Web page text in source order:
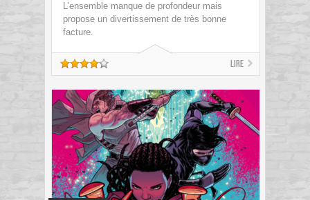
L’ensemble manque de profondeur mais
propose un divertissement de très bonne
facture.
Lire